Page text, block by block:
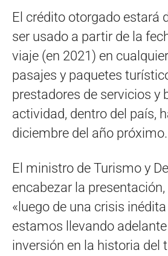
El crédito otorgado estará
ser usado a partir de la
viaje (en 2021) en
pasajes y paquetes
prestadores de servicios y
actividad, dentro del país,
diciembre del año próximo.
El ministro de Turismo y
encabezar la
«luego de una crisis
estamos llevando
inversión en la historia del